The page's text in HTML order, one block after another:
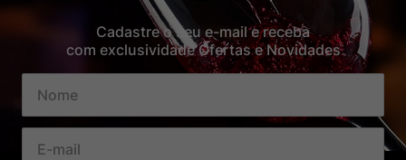
Cadastre o seu e-mail e receba
com exclusividade Ofertas e Novidades